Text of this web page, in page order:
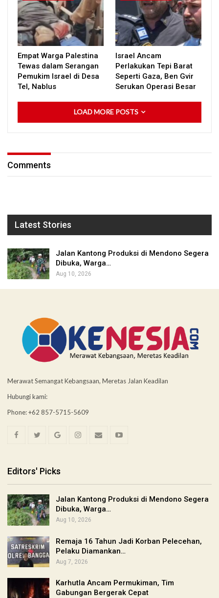
Empat Warga Palestina
Tewas dalam Serangan
Pemukim Israel di Desa
Tel, Nablus
Israel Ancam
Perlakukan Tepi Barat
Seperti Gaza, Ben Gvir
Serukan Operasi Besar
LOAD MORE POSTS
Comments
Latest Stories
Jalan Kantong Produksi di Mendono Segera
Dibuka, Warga…
Aug 10, 2026
Merawat Semangat Kebangsaan, Meretas Jalan Keadilan
Hubungi kami:
Phone: +62 857-5715-5609
Editors' Picks
Jalan Kantong Produksi di Mendono Segera
Dibuka, Warga…
Aug 10, 2026
Remaja 16 Tahun Jadi Korban Pelecehan,
Pelaku Diamankan…
Aug 7, 2026
Karhutla Ancam Permukiman, Tim
Gabungan Bergerak Cepat